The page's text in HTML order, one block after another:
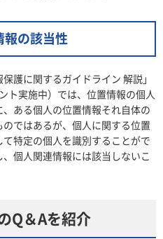
の該当性
護に関するガイドライン 解説」
ト実施中）では、位置情報の個人
ある個人の位置情報それ自体の
ではあるが、個人に関する位置
特定の個人を識別することがで
個人関連情報には該当しないこ
Q＆Aを紹介